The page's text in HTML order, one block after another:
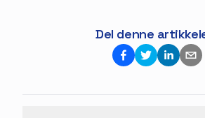
Del denne